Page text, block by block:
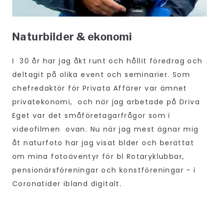
Naturbilder & ekonomi
I 30 år har jag åkt runt och hållit föredrag och
deltagit på olika event och seminarier. Som
chefredaktör för Privata Affärer var ämnet
privatekonomi, och när jag arbetade på Driva
Eget var det småföretagarfrågor som i
videofilmen ovan. Nu när jag mest ägnar mig
åt naturfoto har jag visat blder och berättat
om mina fotoäventyr för bl Rotaryklubbar,
pensionärsföreningar och konstföreningar - i
Coronatider ibland digitalt.